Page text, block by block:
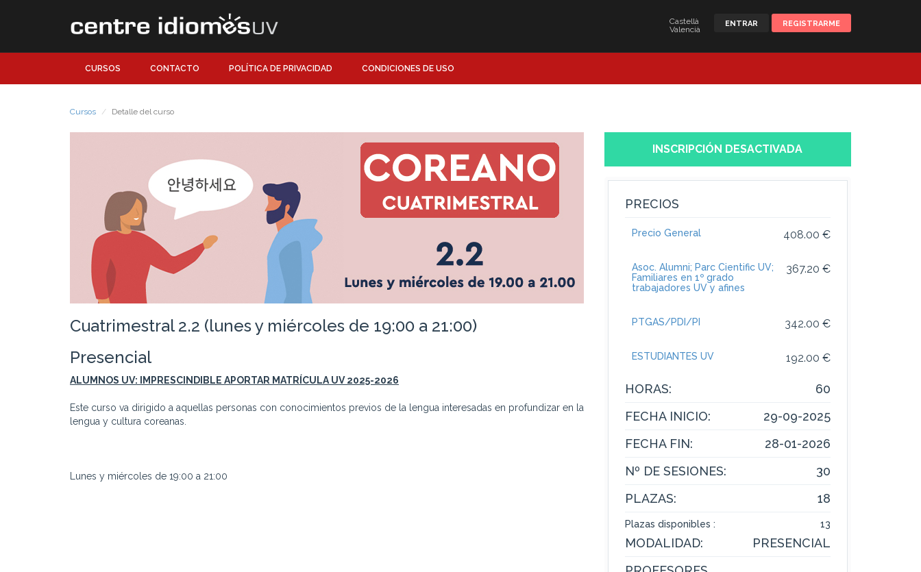
ENTRAR REGISTRARME
Castellà
Valencià
CURSOS CONTACTO POLÍTICA DE PRIVACIDAD CONDICIONES DE USO
Cursos Detalle del curso
Cuatrimestral 2.2 (lunes y miércoles de 19:00 a 21:00)
Presencial
ALUMNOS UV: IMPRESCINDIBLE APORTAR MATRÍCULA UV2025-2026
Este curso va dirigido a aquellas personas con conocimientos previos de la lengua interesadas en profundizar en la
lengua y cultura coreanas.
Lunes y miércoles de 19:00 a 21:00
INSCRIPCIÓN DESACTIVADA
PRECIOS
408.00 €
Precio General
367.20 €
Asoc. Alumni; Parc Cientific UV;
Familiares en 1º grado
trabajadores UV y afines
342.00 €
PTGAS/PDI/PI
192.00 €
ESTUDIANTES UV
HORAS:
60
FECHA INICIO:
29-09-2025
FECHA FIN:
28-01-2026
Nº DE SESIONES:
30
PLAZAS:
18
Plazas disponibles : 13
MODALIDAD:
PRESENCIAL